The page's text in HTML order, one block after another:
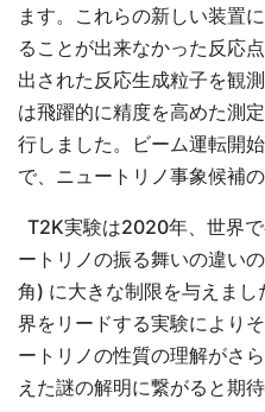
ます。これらの新しい装置
ることが出来なかった反応
出された反応生成粒子を観
は飛躍的に精度を高めた測
行しました。ビーム運転開
で、ニュートリノ事象候補
T2K実験は2020年、世界
ートリノの振る舞いの違い
角) に大きな制限を与えま
界をリードする実験により
ートリノの性質の理解がさ
えた謎の解明に繋がると期待